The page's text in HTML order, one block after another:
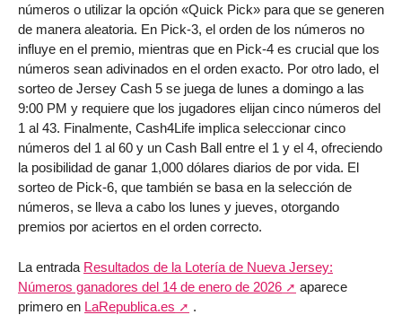
números o utilizar la opción «Quick Pick» para que se generen
de manera aleatoria. En Pick-3, el orden de los números no
influye en el premio, mientras que en Pick-4 es crucial que los
números sean adivinados en el orden exacto. Por otro lado, el
sorteo de Jersey Cash 5 se juega de lunes a domingo a las
9:00 PM y requiere que los jugadores elijan cinco números del
1 al 43. Finalmente, Cash4Life implica seleccionar cinco
números del 1 al 60 y un Cash Ball entre el 1 y el 4, ofreciendo
la posibilidad de ganar 1,000 dólares diarios de por vida. El
sorteo de Pick-6, que también se basa en la selección de
números, se lleva a cabo los lunes y jueves, otorgando
premios por aciertos en el orden correcto.
La entrada Resultados de la Lotería de Nueva Jersey:
Números ganadores del 14 de enero de 2026
aparece
primero en LaRepublica.es .